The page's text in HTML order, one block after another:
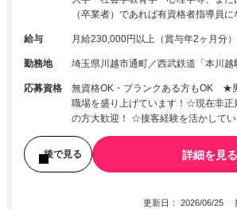
（卒業者）であれば有資格者指導員に
給与 月給230,000円以上（賞与年2ヶ月分）
勤務地 埼玉県川越市通町／西武鉄道「本川
応募資格
無資格OK・ブランクある方もOK ★
職場を盛り上げています！☆現在非正
の方大歓迎！ ☆接客経験を活かして
後で見る 詳細を見る
更新日： 2026/06/25